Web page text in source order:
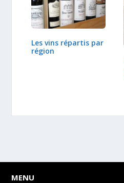
Les vins répartis par
région
MENU